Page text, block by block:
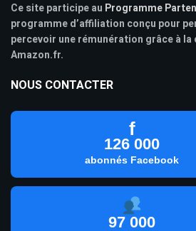
Ce site participe au Programme
programme d’affiliation conçu pour
percevoir une rémunération grâce à
Amazon.fr.
NOUS CONTACTER
f
126 000
abonnés Facebook
97 000